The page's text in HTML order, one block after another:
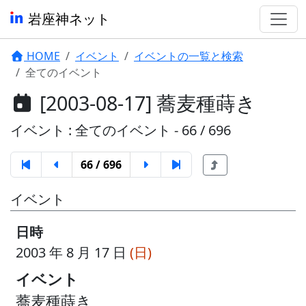
岩座神ネット
HOME イベント
イベントの一覧と検索
全てのイベント
[2003-08-17] 蕎麦種蒔き
イベント : 全てのイベント - 66 / 696
66 / 696
イベント
日時
2003 年 8 月 17 日 (日)
イベント
蕎麦種蒔き